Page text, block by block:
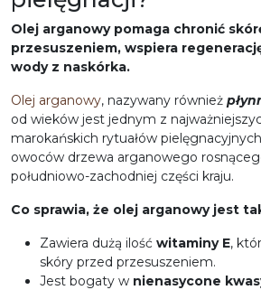
Olej arganowy pomaga chronić
przesuszeniem, wspiera
wody z naskórka.
Olej arganowy, nazywany również
od wieków jest jednym z
marokańskich rytuałów
owoców drzewa arganowego
południowo-zachodniej części kraju.
Co sprawia, że olej arganowy jest
Zawiera dużą ilość witaminy E,
skóry przed przesuszeniem.
Jest bogaty w nienasycone